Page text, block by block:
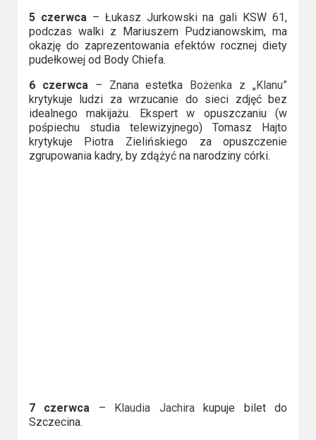
2020
2019
2018
2016
2017
5 czerwca– Łukasz Jurkowski na gali KSW 61,
podczas walki z Mariuszem Pudzianowskim, ma
okazję do zaprezentowania efektów rocznej diety
pudełkowej od Body Chiefa.
6 czerwca– Znana estetka Bożenka z „Klanu”
krytykuje ludzi za wrzucanie do sieci zdjęć bez
idealnego makijażu. Ekspert w opuszczaniu (w
pośpiechu studia telewizyjnego) Tomasz Hajto
krytykuje Piotra Zielińskiego za opuszczenie
zgrupowania kadry, by zdążyć na narodziny córki.
7 czerwca – Klaudia Jachirakupuje bilet do
Szczecina.